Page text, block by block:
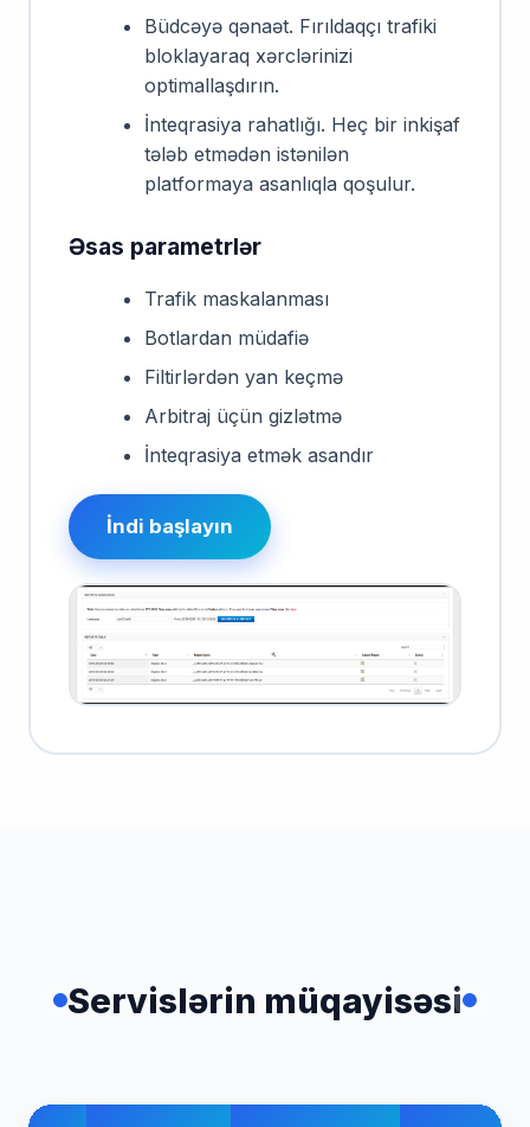
Büdcəyə qənaət. Fırıldaqçı trafiki
bloklayaraq xərclərinizi
optimallaşdırın.
İnteqrasiya rahatlığı. Heç bir inkişaf
tələb etmədən istənilən
platformaya asanlıqla qoşulur.
Əsas parametrlər
Trafik maskalanması
Botlardan müdafiə
Filtirlərdən yan keçmə
Arbitraj üçün gizlətmə
İnteqrasiya etmək asandır
İndi başlayın
Servislərin müqayisəsi